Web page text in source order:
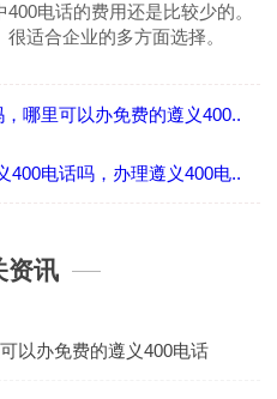
电话的费用还是比较少的。
适合企业的多方面选择。
哪里可以办免费的遵义400..
400电话吗，办理遵义400电..
资讯
以办免费的遵义400电话